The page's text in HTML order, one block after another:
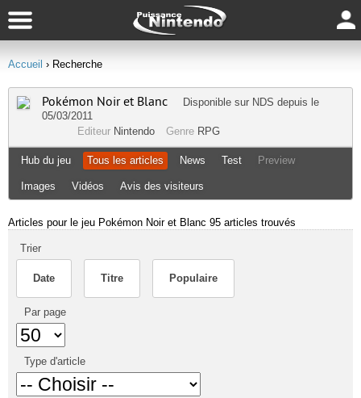
Accueil › Recherche
Pokémon Noir et Blanc Disponible sur NDS depuis le
05/03/2011
Editeur Nintendo Genre RPG
Hub du jeu Tous les articles News Test Preview
Images Vidéos Avis des visiteurs
Articles pour le jeu Pokémon Noir et Blanc 95 articles trouvés
Trier
Date Titre Populaire
Par page
Type d'article